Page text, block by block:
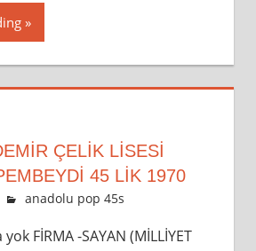
ÇELİK LİSESİ
45 LİK 1970
admin
anadolu pop 45s
FİRMA -SAYAN (MİLLİYET